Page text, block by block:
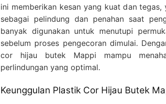
ini memberikan kesan yang kuat dan tegas,
sebagai pelindung dan penahan saat
banyak digunakan untuk menutupi
sebelum proses pengecoran dimulai.
cor hijau butek Mappi mampu
perlindungan yang optimal.
Keunggulan Plastik Cor Hijau Butek